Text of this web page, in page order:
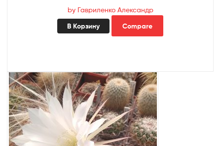
by Гавриленко Александр
В Корзину Compare